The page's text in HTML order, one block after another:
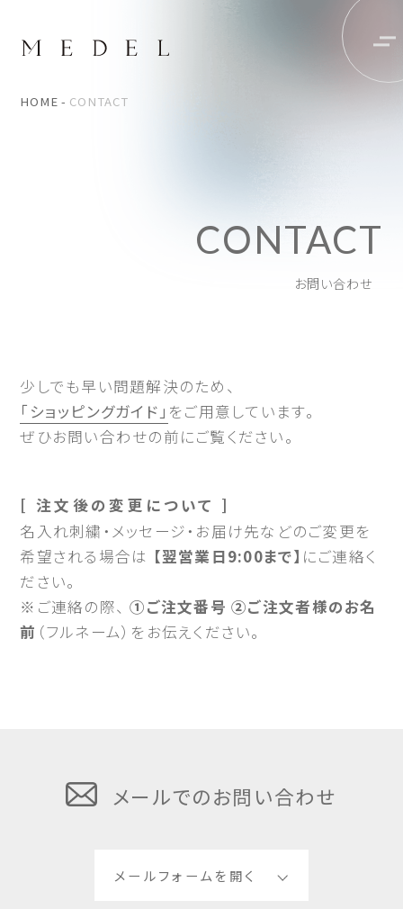
HOME CONTACT
CONTACT
お問い合わせ
少しでも早い問題解決のため、
「ショッピングガイド」 をご用意しています。
ぜひお問い合わせの前にご覧ください。
[ 注文後の変更について ]
名入れ刺繍・メッセージ・お届け先などのご変更を
希望される場合は 【翌営業日9:00まで】 にご連絡く
ださい。
※ご連絡の際、①ご注文番号 ②ご注文者様のお名
前 （フルネーム）をお伝えください。
メールでのお問い合わせ
メールフォームを開く